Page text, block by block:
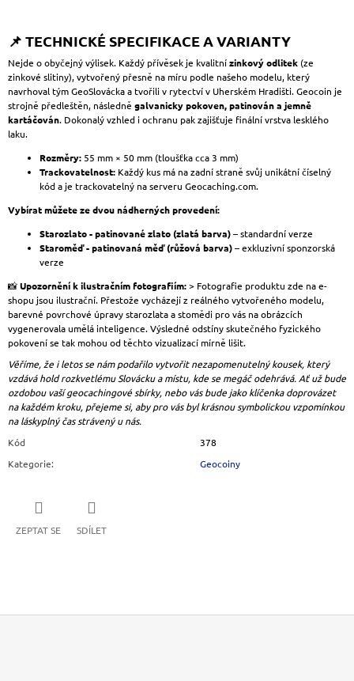
📌 TECHNICKÉ SPECIFIKACE A VARIANTY
Nejde o obyčejný výlisek. Každý přívěsek je kvalitnízinkový odlitek (ze
zinkové slitiny), vytvořený přesně na míru podle našeho modelu, který
navrhoval tým GeoSlovácka a tvořili v rytectví v Uherském Hradišti. Geocoin je
strojně předleštěn, následně galvanicky pokoven, patinován a jemně
kartáčován. Dokonalý vzhled i ochranu pak zajišťuje finální vrstva lesklého
laku.
Rozměry: 55 mm × 50 mm (tloušťka cca 3 mm)
Trackovatelnost: Každý kus má na zadní straně svůj unikátní číselný
kód a je trackovatelný na serveru Geocaching.com.
Vybírat můžete ze dvou nádherných provedení:
Starozlato - patinované zlato (zlatá barva)– standardní verze
Staroměď - patinovaná měď (růžová barva)– exkluzivní sponzorská
verze
📸Upozornění k ilustračním fotografiím:> Fotografie produktu zde na e-
shopu jsou ilustrační. Přestože vycházejí z reálného vytvořeného modelu,
barevné povrchové úpravy starozlata a stomědi pro vás na obrázcích
vygenerovala umělá inteligence. Výsledné odstíny skutečného fyzického
pokovení se tak mohou od těchto vizualizací mírně lišit.
Věříme, že i letos se nám podařilo vytvořit nezapomenutelný kousek, který
vzdává hold rozkvetlému Slovácku a místu, kde se megáč odehrává. Ať už bude
ozdobou vaší geocachingové sbírky, nebo vás bude jako klíčenka doprovázet
na každém kroku, přejeme si, aby pro vás byl krásnou symbolickou vzpomínkou
na láskyplný čas strávený u nás.
Kód
378
Kategorie: Geocoiny
ZEPTAT SE SDÍLET